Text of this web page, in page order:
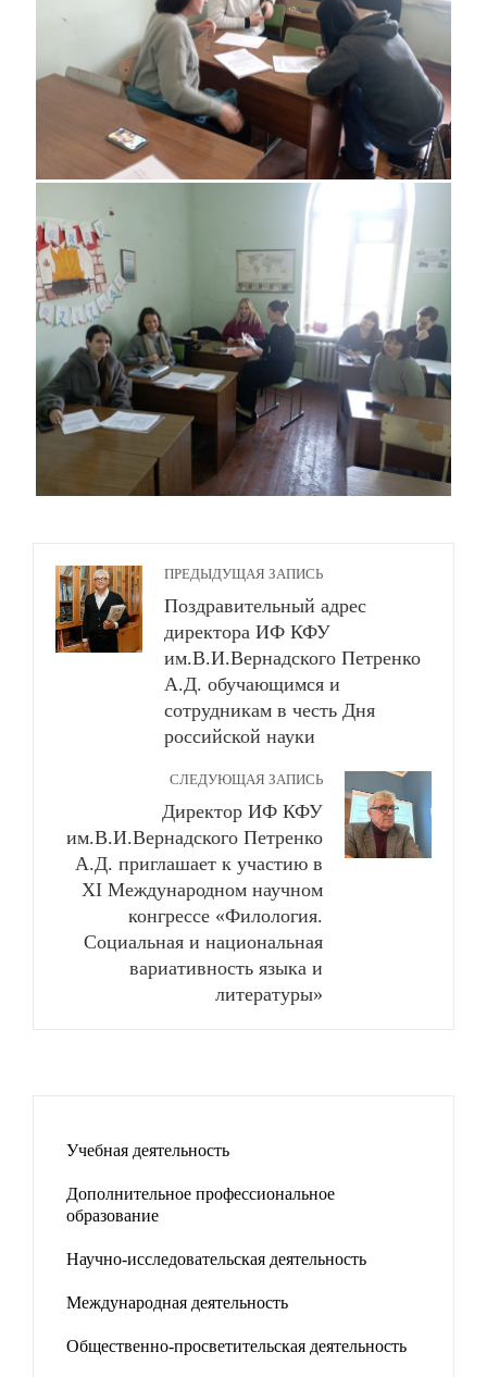
ПРЕДЫДУЩАЯ ЗАПИСЬ
Поздравительный адрес
директора ИФ КФУ
им.В.И.Вернадского Петренко
А.Д. обучающимся и
сотрудникам в честь Дня
российской науки
СЛЕДУЮЩАЯ ЗАПИСЬ
Директор ИФ КФУ
им.В.И.Вернадского Петренко
А.Д. приглашает к участию в
XI Международном научном
конгрессе «Филология.
Социальная и национальная
вариативность языка и
литературы»
Учебная деятельность
Дополнительное профессиональное
образование
Научно-исследовательская деятельность
Международная деятельность
Общественно-просветительская деятельность